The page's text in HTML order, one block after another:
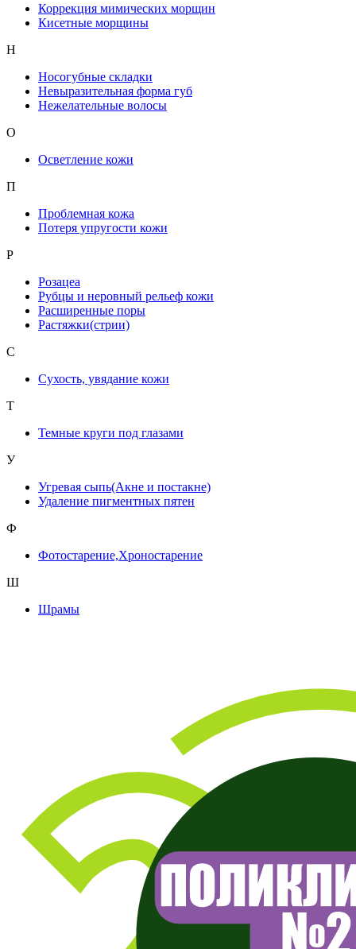
Коррекция мимических морщин
Кисетные морщины
Н
Носогубные складки
Невыразительная форма губ
Нежелательные волосы
О
Осветление кожи
П
Проблемная кожа
Потеря упругости кожи
Р
Розацеа
Рубцы и неровный рельеф кожи
Расширенные поры
Растяжки(стрии)
С
Сухость, увядание кожи
Т
Темные круги под глазами
У
Угревая сыпь(Акне и постакне)
Удаление пигментных пятен
Ф
Фотостарение,Хроностарение
Ш
Шрамы